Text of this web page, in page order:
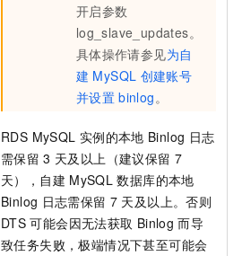
开启参数
log_slave_updates。
具体操作请参见为自
建 MySQL 创建账号
并设置 binlog。
RDS MySQL 实例的本地 Binlog 日志
需保留 3 天及以上（建议保留 7
天），自建 MySQL 数据库的本地
Binlog 日志需保留 7 天及以上。否则
DTS 可能会因无法获取 Binlog 而导
致任务失败，极端情况下甚至可能会